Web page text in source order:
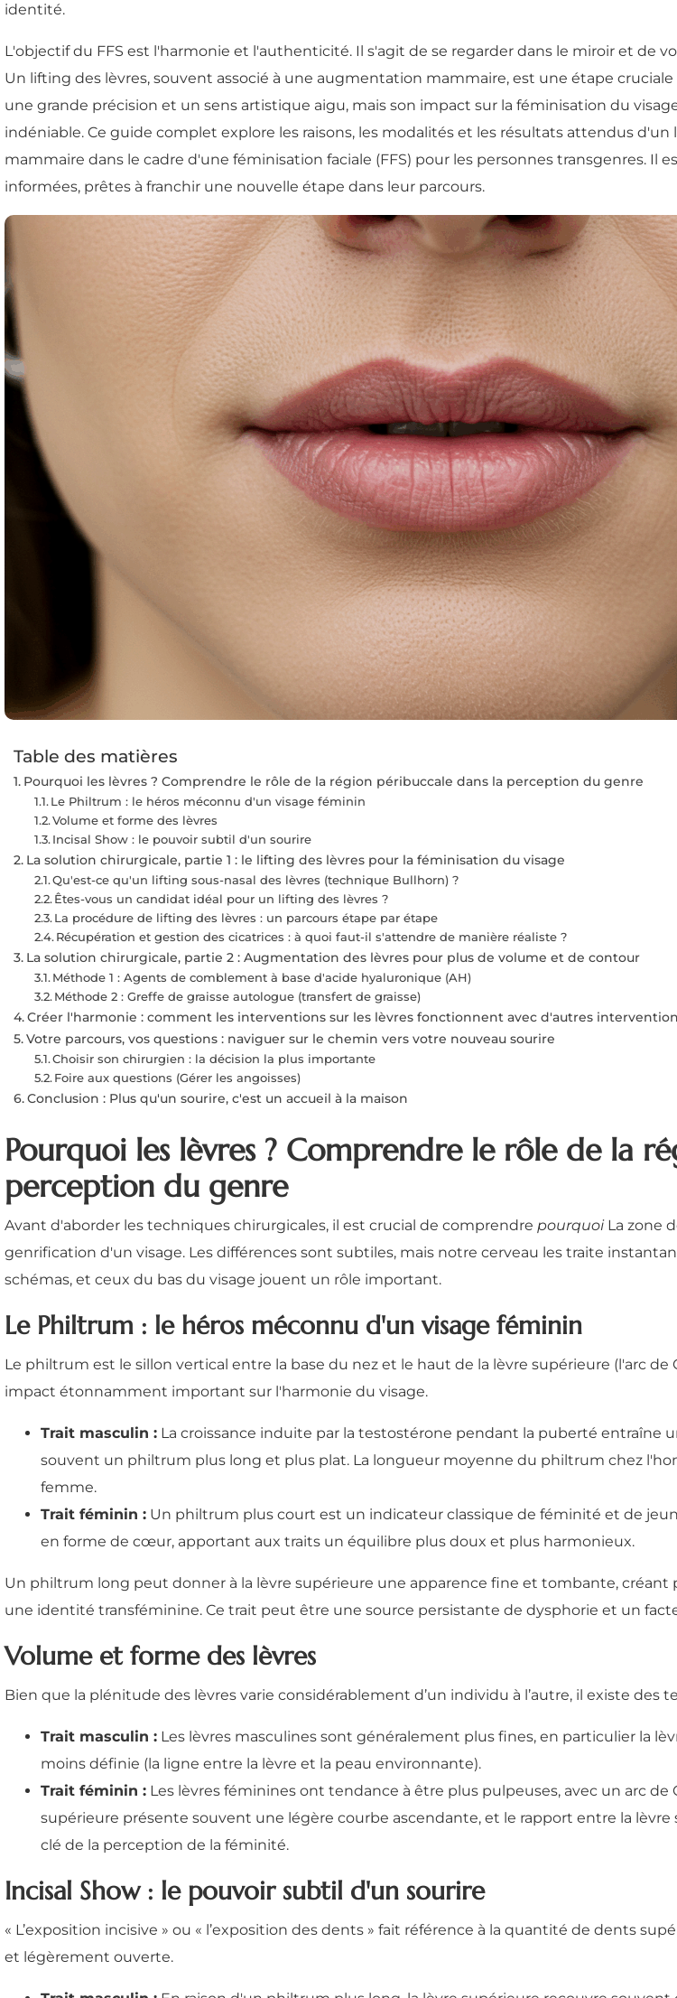
identité.
L'objectif du FFS est l'harmonie et l'authenticité. Il s'agit de se regarder dans le miroir et de
Un lifting des lèvres, souvent associé à une augmentation mammaire, est une étape
une grande précision et un sens artistique aigu, mais son impact sur la féminisation du
indéniable. Ce guide complet explore les raisons, les modalités et les résultats attendus
mammaire dans le cadre d'une féminisation faciale (FFS) pour les personnes transgenres. Il
informées, prêtes à franchir une nouvelle étape dans leur parcours.
Table des matières
Pourquoi les lèvres ? Comprendre le rôle de la région péribuccale dans la perception du genre
Le Philtrum : le héros méconnu d'un visage féminin
Volume et forme des lèvres
Incisal Show : le pouvoir subtil d'un sourire
La solution chirurgicale, partie 1 : le lifting des lèvres pour la féminisation du visage
Qu'est-ce qu'un lifting sous-nasal des lèvres (technique Bullhorn) ?
Êtes-vous un candidat idéal pour un lifting des lèvres ?
La procédure de lifting des lèvres : un parcours étape par étape
Récupération et gestion des cicatrices : à quoi faut-il s'attendre de manière réaliste ?
La solution chirurgicale, partie 2 : Augmentation des lèvres pour plus de volume et de contour
Méthode 1 : Agents de comblement à base d'acide hyaluronique (AH)
Méthode 2 : Greffe de graisse autologue (transfert de graisse)
Créer l'harmonie : comment les interventions sur les lèvres fonctionnent avec d'autres
Votre parcours, vos questions : naviguer sur le chemin vers votre nouveau sourire
Choisir son chirurgien : la décision la plus importante
Foire aux questions (Gérer les angoisses)
Conclusion : Plus qu'un sourire, c'est un accueil à la maison
Pourquoi les lèvres ? Comprendre le rôle de la
perception du genre
Avant d'aborder les techniques chirurgicales, il est crucial de comprendre pourquoiLa zone
genrification d'un visage. Les différences sont subtiles, mais notre cerveau les traite
schémas, et ceux du bas du visage jouent un rôle important.
Le Philtrum : le héros méconnu d'un visage féminin
Le philtrum est le sillon vertical entre la base du nez et le haut de la lèvre supérieure (l'arc
impact étonnamment important sur l'harmonie du visage.
Trait masculin : La croissance induite par la testostérone pendant la puberté entraîne
souvent un philtrum plus long et plus plat. La longueur moyenne du philtrum chez
femme.
Trait féminin : Un philtrum plus court est un indicateur classique de féminité et de
en forme de cœur, apportant aux traits un équilibre plus doux et plus harmonieux.
Un philtrum long peut donner à la lèvre supérieure une apparence fine et tombante, créant
une identité transféminine. Ce trait peut être une source persistante de dysphorie et un
Volume et forme des lèvres
Bien que la plénitude des lèvres varie considérablement d’un individu à l’autre, il existe des
Trait masculin : Les lèvres masculines sont généralement plus fines, en particulier la
moins définie (la ligne entre la lèvre et la peau environnante).
Trait féminin : Les lèvres féminines ont tendance à être plus pulpeuses, avec un arc
supérieure présente souvent une légère courbe ascendante, et le rapport entre la
clé de la perception de la féminité.
Incisal Show : le pouvoir subtil d'un sourire
« L’exposition incisive » ou « l’exposition des dents » fait référence à la quantité de dents
et légèrement ouverte.